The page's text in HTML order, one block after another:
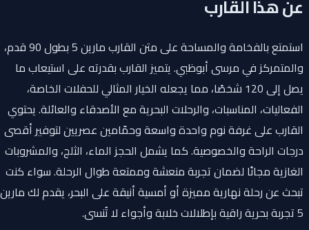
عن هذا القارب
استمتع بالفخامة والمساحة على متن القارب مارين 5 بطول 90 قدم،
والمتمركز في مرسى أبوظبي. يتميز القارب بقدرته على استيعاب ما
يصل إلى 120 شخصًا، مما يجعله الخيار المثالي للحفلات الخاصة،
الفعاليات، المناسبات، والرحلات البحرية مع الأصدقاء والعائلة. يحتوي
القارب على غرفة نوم واحدة واسعة وحمّامين عصريين لتوفير أقصى
درجات الراحة والخصوصية. كما يشمل الحجز الماء، الثلج، والمشروبات
الغازية مجانًا لضمان تجربة منعشة وممتعة طوال الرحلة. سواء كنت
تبحث عن رحلة نهارية مميزة أو أمسية أنيقة على البحر، يقدم لك مارين